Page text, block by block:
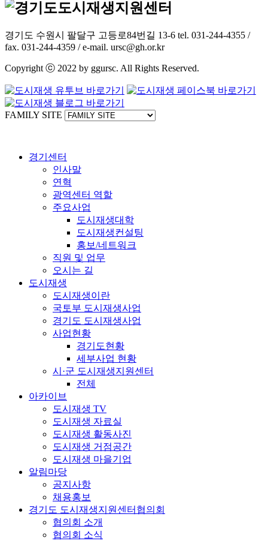
경기도 수원시 팔달구 고등로84번길 13-6 tel. 031-244-4355 /
fax. 031-244-4359 / e-mail. ursc@gh.or.kr
Copyright ⓒ 2022 by ggursc. All Rights Reserved.
FAMILY SITE
경기센터
인사말
연혁
광역센터 역할
주요사업
도시재생대학
도시재생컨설팅
홍보/네트워크
직원 및 업무
오시는 길
도시재생
도시재생이란
국토부 도시재생사업
경기도 도시재생사업
사업현황
경기도현황
세부사업 현황
시·군 도시재생지원센터
전체
아카이브
도시재생 TV
도시재생 자료실
도시재생 활동사진
도시재생 거점공간
도시재생 마을기업
알림마당
공지사항
채용홍보
경기도 도시재생지원센터협의회
협의회 소개
협의회 소식